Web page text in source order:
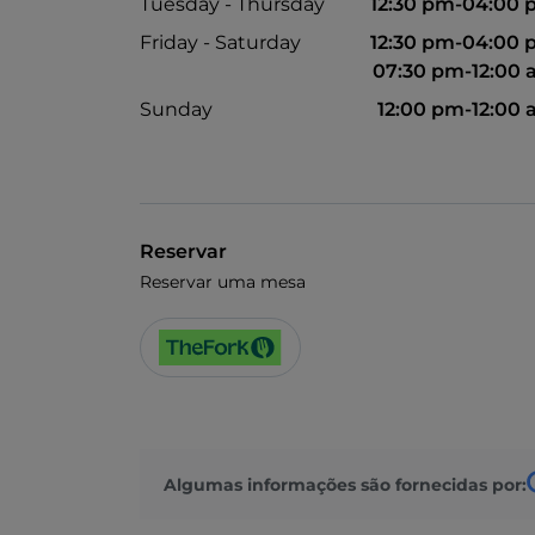
Tuesday - Thursday
12:30 pm-04:00
Friday - Saturday
12:30 pm-04:00
07:30 pm-12:00
Sunday
12:00 pm-12:00
Reservar
Reservar uma mesa
Algumas informações são fornecidas por: